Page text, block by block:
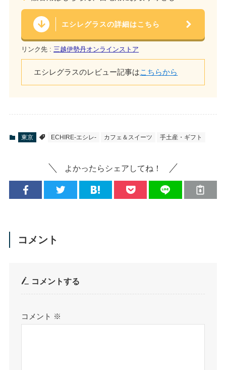
エシレグラスの詳細はこちら
リンク先 : 三越伊勢丹オンラインストア
エシレグラスのレビュー記事はこちらから
東京 ECHIRE-エシレ- カフェ＆スイーツ 手土産・ギフト
よかったらシェアしてね！
コメント
コメントする
コメント ※